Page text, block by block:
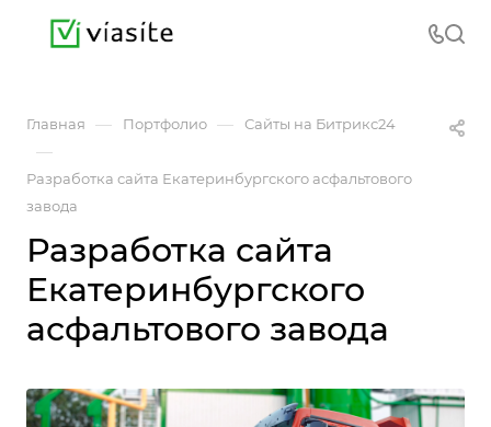
Главная — Портфолио — Сайты на Битрикс24
—
Разработка сайта Екатеринбургского асфальтового
завода
Разработка сайта
Екатеринбургского
асфальтового завода